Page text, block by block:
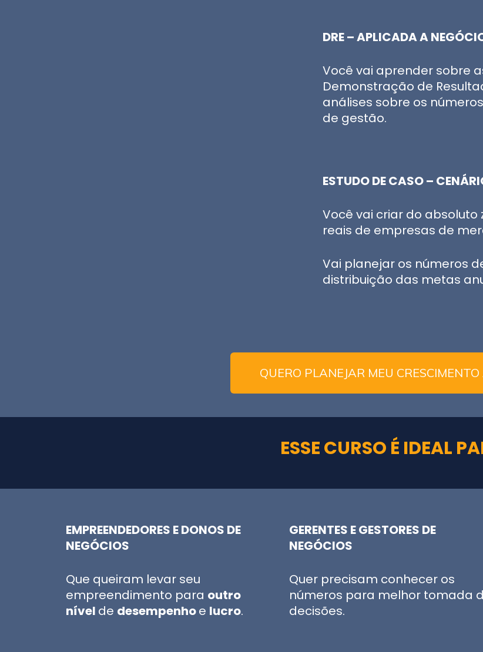
DRE – APLICADA A
Você vai aprender sobre
Demonstração de
análises sobre os
de gestão.
ESTUDO DE CASO –
Você vai criar do
reais de empresas de
Vai planejar os números
distribuição das metas
QUERO PLANEJAR MEU
ESSE CURSO É IDEAL
EMPREENDEDORES E DONOS DE
NEGÓCIOS
Que queiram levar seu
empreendimento para outro
nível de desempenhoe lucro.
GERENTES E GESTORES DE
NEGÓCIOS
Quer precisam conhecer os
números para melhor tomada
decisões.